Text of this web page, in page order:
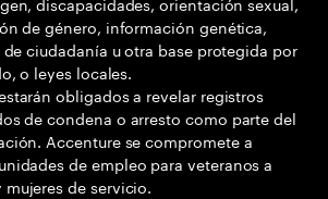
de género, información genética,
ciudadanía u otra base protegida por
o leyes locales.
obligados a revelar registros
de condena o arresto como parte del
Accenture se compromete a
de empleo para veteranos a
de servicio.